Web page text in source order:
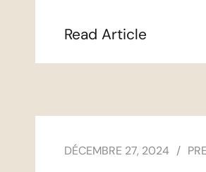
Read Article
DÉCEMBRE 27, 2024